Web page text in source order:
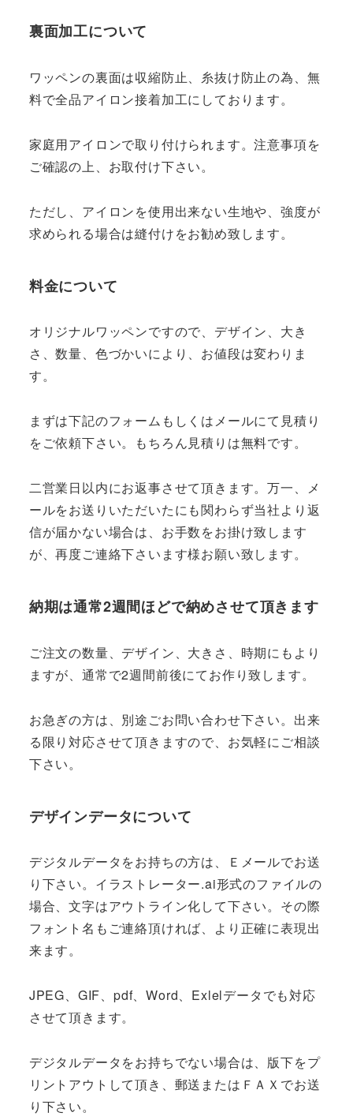
裏面加工について
ワッペンの裏面は収縮防止、糸抜け防止の為、無
料で全品アイロン接着加工にしております。
家庭用アイロンで取り付けられます。注意事項を
ご確認の上、お取付け下さい。
ただし、アイロンを使用出来ない生地や、強度が
求められる場合は縫付けをお勧め致します。
料金について
オリジナルワッペンですので、デザイン、大き
さ、数量、色づかいにより、お値段は変わりま
す。
まずは下記のフォームもしくはメールにて見積り
をご依頼下さい。もちろん見積りは無料です。
二営業日以内にお返事させて頂きます。万一、メ
ールをお送りいただいたにも関わらず当社より返
信が届かない場合は、お手数をお掛け致します
が、再度ご連絡下さいます様お願い致します。
納期は通常2週間ほどで納めさせて頂きます
ご注文の数量、デザイン、大きさ、時期にもより
ますが、通常で2週間前後にてお作り致します。
お急ぎの方は、別途ごお問い合わせ下さい。出来
る限り対応させて頂きますので、お気軽にご相談
下さい。
デザインデータについて
デジタルデータをお持ちの方は、Ｅメールでお送
り下さい。イラストレーター.ai形式のファイルの
場合、文字はアウトライン化して下さい。その際
フォント名もご連絡頂ければ、より正確に表現出
来ます。
JPEG、GIF、pdf、Word、Exlelデータでも対応
させて頂きます。
デジタルデータをお持ちでない場合は、版下をプ
リントアウトして頂き、郵送またはＦＡＸでお送
り下さい。